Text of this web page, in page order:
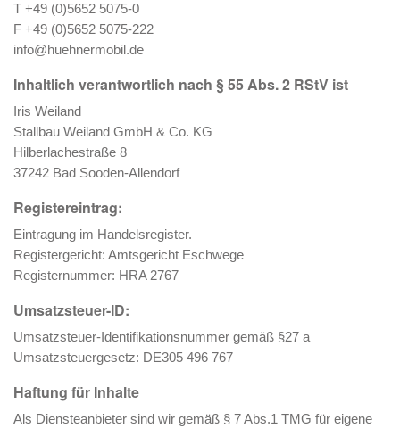
T +49 (0)5652 5075-0
F +49 (0)5652 5075-222
info@huehnermobil.de
Inhaltlich verantwortlich nach § 55 Abs. 2 RStV ist
Iris Weiland
Stallbau Weiland GmbH & Co. KG
Hilberlachestraße 8
37242 Bad Sooden-Allendorf
Registereintrag:
Eintragung im Handelsregister.
Registergericht: Amtsgericht Eschwege
Registernummer: HRA 2767
Umsatzsteuer-ID:
Umsatzsteuer-Identifikationsnummer gemäß §27 a
Umsatzsteuergesetz: DE305 496 767
Haftung für Inhalte
Als Diensteanbieter sind wir gemäß § 7 Abs.1 TMG für eigene